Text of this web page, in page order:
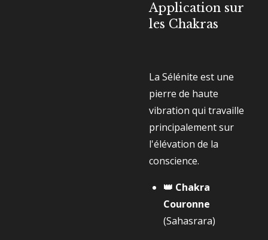
Application sur
les Chakras
La Sélénite est une
pierre de haute
vibration qui travaille
principalement sur
l'élévation de la
conscience.
👑 Chakra
Couronne
(Sahasrara)